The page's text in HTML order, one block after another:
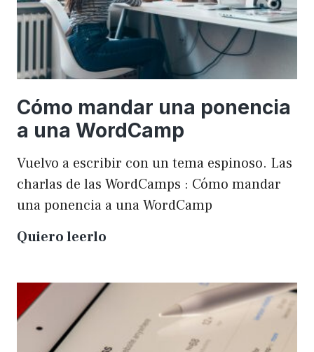
Cómo mandar una ponencia
a una WordCamp
Vuelvo a escribir con un tema espinoso. Las
charlas de las WordCamps : Cómo mandar
una ponencia a una WordCamp
Quiero leerlo
una
una